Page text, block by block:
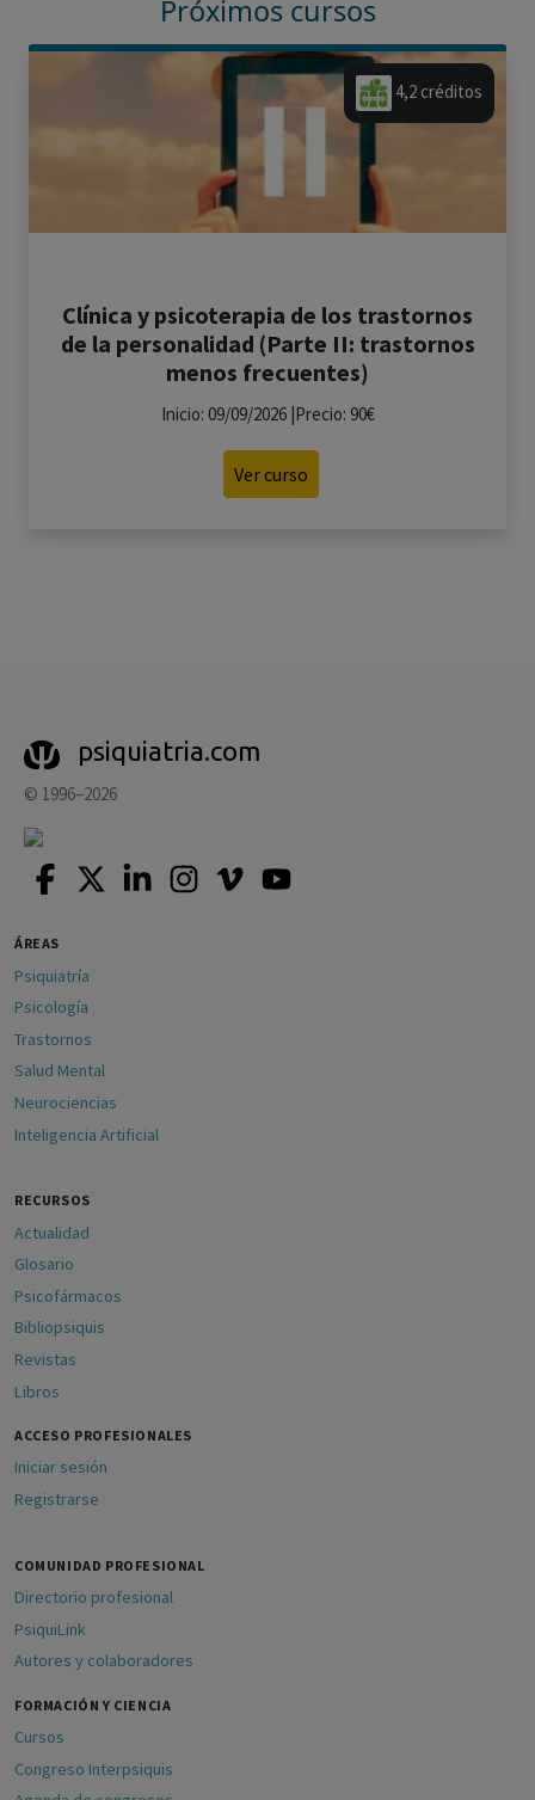
Próximos cursos
4,2 créditos
Clínica y psicoterapia de los trastornos
de la personalidad (Parte II: trastornos
menos frecuentes)
Inicio: 09/09/2026 |Precio: 90€
Ver curso
psiquiatria.com
© 1996–2026
ÁREAS
Psiquiatría
Psicología
Trastornos
Salud Mental
Neurociencias
Inteligencia Artificial
RECURSOS
Actualidad
Glosario
Psicofármacos
Bibliopsiquis
Revistas
Libros
ACCESO PROFESIONALES
Iniciar sesión
Registrarse
COMUNIDAD PROFESIONAL
Directorio profesional
PsiquiLink
Autores y colaboradores
FORMACIÓN Y CIENCIA
Cursos
Congreso Interpsiquis